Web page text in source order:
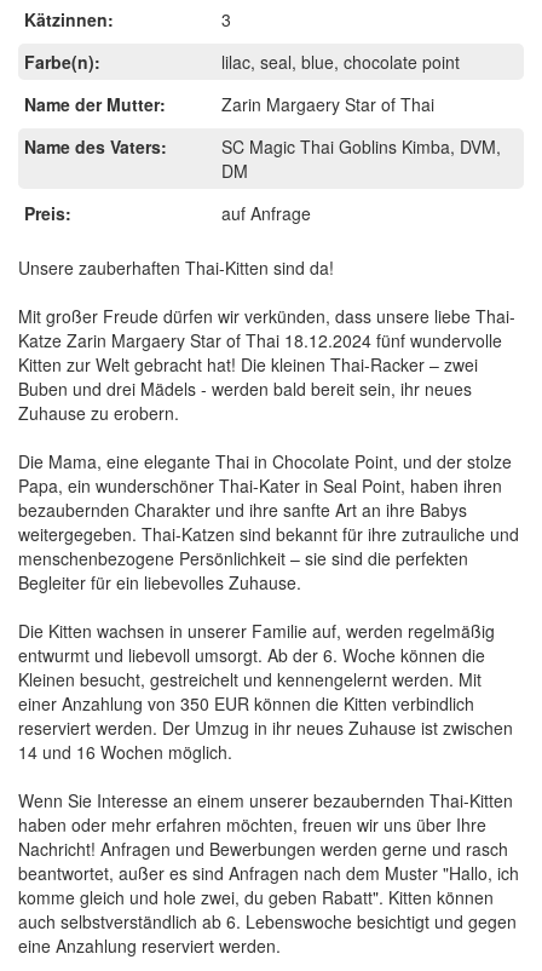
Kätzinnen:
3
Farbe(n):
lilac, seal, blue, chocolate point
Name der Mutter:
Zarin Margaery Star of Thai
Name des Vaters:
SC Magic Thai Goblins Kimba, DVM,
DM
Preis:
auf Anfrage
Unsere zauberhaften Thai-Kitten sind da!
Mit großer Freude dürfen wir verkünden, dass unsere liebe Thai-
Katze Zarin Margaery Star of Thai 18.12.2024 fünf wundervolle
Kitten zur Welt gebracht hat! Die kleinen Thai-Racker – zwei
Buben und drei Mädels - werden bald bereit sein, ihr neues
Zuhause zu erobern.
Die Mama, eine elegante Thai in Chocolate Point, und der stolze
Papa, ein wunderschöner Thai-Kater in Seal Point, haben ihren
bezaubernden Charakter und ihre sanfte Art an ihre Babys
weitergegeben. Thai-Katzen sind bekannt für ihre zutrauliche und
menschenbezogene Persönlichkeit – sie sind die perfekten
Begleiter für ein liebevolles Zuhause.
Die Kitten wachsen in unserer Familie auf, werden regelmäßig
entwurmt und liebevoll umsorgt. Ab der 6. Woche können die
Kleinen besucht, gestreichelt und kennengelernt werden. Mit
einer Anzahlung von 350 EUR können die Kitten verbindlich
reserviert werden. Der Umzug in ihr neues Zuhause ist zwischen
14 und 16 Wochen möglich.
Wenn Sie Interesse an einem unserer bezaubernden Thai-Kitten
haben oder mehr erfahren möchten, freuen wir uns über Ihre
Nachricht! Anfragen und Bewerbungen werden gerne und rasch
beantwortet, außer es sind Anfragen nach dem Muster "Hallo, ich
komme gleich und hole zwei, du geben Rabatt". Kitten können
auch selbstverständlich ab 6. Lebenswoche besichtigt und gegen
eine Anzahlung reserviert werden.